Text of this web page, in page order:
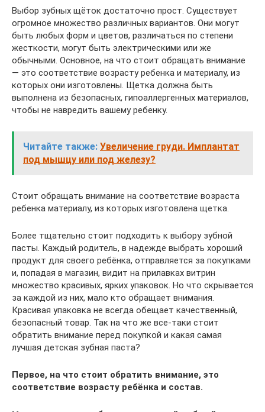
Выбор зубных щёток достаточно прост. Существует
огромное множество различных вариантов. Они могут
быть любых форм и цветов, различаться по степени
жесткости, могут быть электрическими или же
обычными. Основное, на что стоит обращать внимание
— это соответствие возрасту ребенка и материалу, из
которых они изготовлены. Щетка должна быть
выполнена из безопасных, гипоаллергенных материалов,
чтобы не навредить вашему ребенку.
Читайте также: Увеличение груди. Имплантат
под мышцу или под железу?
Стоит обращать внимание на соответствие возраста
ребенка материалу, из которых изготовлена щетка.
Более тщательно стоит подходить к выбору зубной
пасты. Каждый родитель, в надежде выбрать хороший
продукт для своего ребёнка, отправляется за покупками
и, попадая в магазин, видит на прилавках витрин
множество красивых, ярких упаковок. Но что скрывается
за каждой из них, мало кто обращает внимания.
Красивая упаковка не всегда обещает качественный,
безопасный товар. Так на что же все-таки стоит
обратить внимание перед покупкой и какая самая
лучшая детская зубная паста?
Первое, на что стоит обратить внимание, это
соответствие возрасту ребёнка и состав.